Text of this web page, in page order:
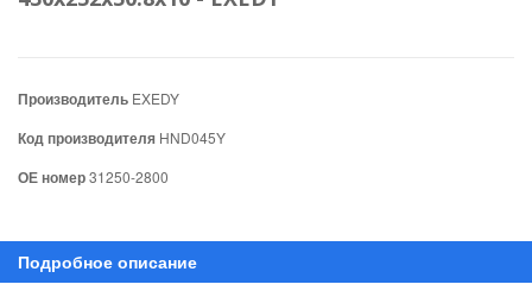
Производитель EXEDY
Код производителя HND045Y
ОЕ номер31250-2800